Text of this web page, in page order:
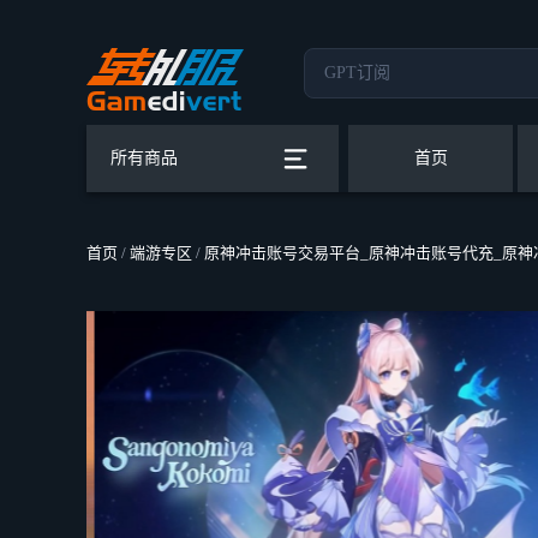
所有商品 首页
首页 / 端游专区 / 原神冲击账号交易平台_原神冲击账号代充_原